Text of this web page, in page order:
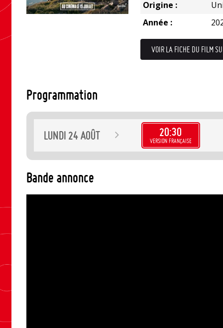
Origine :
Année :
VOIR LA FICHE DU FILM
Programmation
LUNDI 24 AOÛT 20:30
VERSION FRANÇAISE
Bande annonce